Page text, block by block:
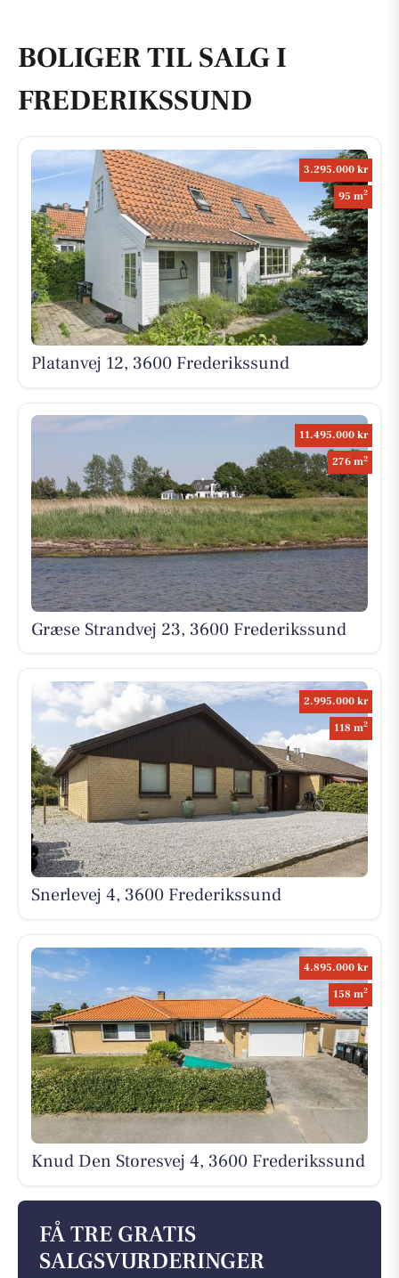
BOLIGER TIL SALG I
FREDERIKSSUND
3.295.000 kr
95 m2
Platanvej 12, 3600 Frederikssund
11.495.000 kr
276 m2
Græse Strandvej 23, 3600 Frederikssund
2.995.000 kr
118 m2
Snerlevej 4, 3600 Frederikssund
4.895.000 kr
158 m2
Knud Den Storesvej 4, 3600 Frederikssund
FÅ TRE GRATIS
SALGSVURDERINGER